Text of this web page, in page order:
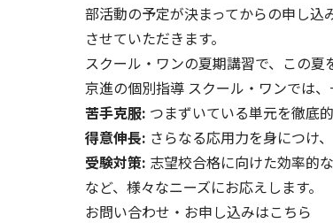
部活動の予定が決まってからの申し
させていただきます。
スクール・ワンの夏期講習で、この夏
京進の個別指導 スクール・ワンでは
苦手克服: つまずいている単元を徹底
得意伸長: さらなる応用力を身につけ
受験対策: 志望校合格に向けた効率的
など、様々なニーズにお応えします。
お問い合わせ・お申し込みはこちら